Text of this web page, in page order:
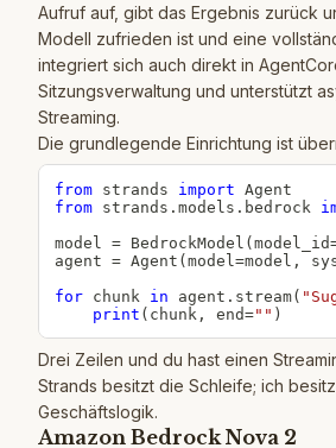
Aufruf auf, gibt das Ergebnis zurück
Modell zufrieden ist und eine
integriert sich auch direkt in
Sitzungsverwaltung und unterstützt
Streaming.
Die grundlegende Einrichtung ist
from strands import
from strands . models . bedrock
model = BedrockModel ( model_id
agent = Agent ( model =model ,
for chunk in agent . stream(
print ( chunk , end="" )
Drei Zeilen und du hast einen
Strands besitzt die Schleife; ich
Geschäftslogik.
Amazon Bedrock Nova 2